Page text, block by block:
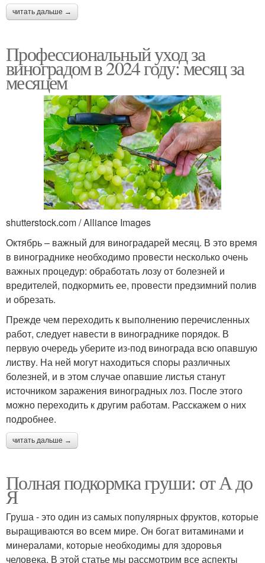
читать дальше →
Профессиональный уход за
виноградом в 2024 году: месяц за
месяцем
shutterstock.com / Alliance Images
Октябрь – важный для виноградарей месяц. В это время
в винограднике необходимо провести несколько очень
важных процедур: обработать лозу от болезней и
вредителей, подкормить ее, провести предзимний полив
и обрезать.
Прежде чем переходить к выполнению перечисленных
работ, следует навести в винограднике порядок. В
первую очередь уберите из-под винограда всю опавшую
листву. На ней могут находиться споры различных
болезней, и в этом случае опавшие листья станут
источником заражения виноградных лоз. После этого
можно переходить к другим работам. Расскажем о них
подробнее.
читать дальше →
Полная подкормка груши: от А до
Я
Груша - это один из самых популярных фруктов, которые
выращиваются во всем мире. Он богат витаминами и
минералами, которые необходимы для здоровья
человека. В этой статье мы рассмотрим все аспекты